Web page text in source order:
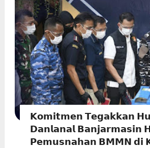
𝗞𝗼𝗺𝗶𝘁𝗺𝗲𝗻 𝗧𝗲𝗴𝗮𝗸𝗸𝗮𝗻
𝗗𝗮𝗻𝗹𝗮𝗻𝗮𝗹 𝗕𝗮𝗻𝗷𝗮𝗿𝗺𝗮𝘀𝗶𝗻
𝗣𝗲𝗺𝘂𝘀𝗻𝗮𝗵𝗮𝗻 𝗕𝗠𝗠𝗡 𝗱𝗶